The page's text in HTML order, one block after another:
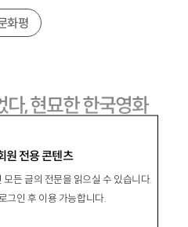
원 전용 콘텐츠
모든 글의 전문을 읽으실 수 있습니다.
그인 후 이용 가능합니다.
화평
다, 현묘한 한국영화